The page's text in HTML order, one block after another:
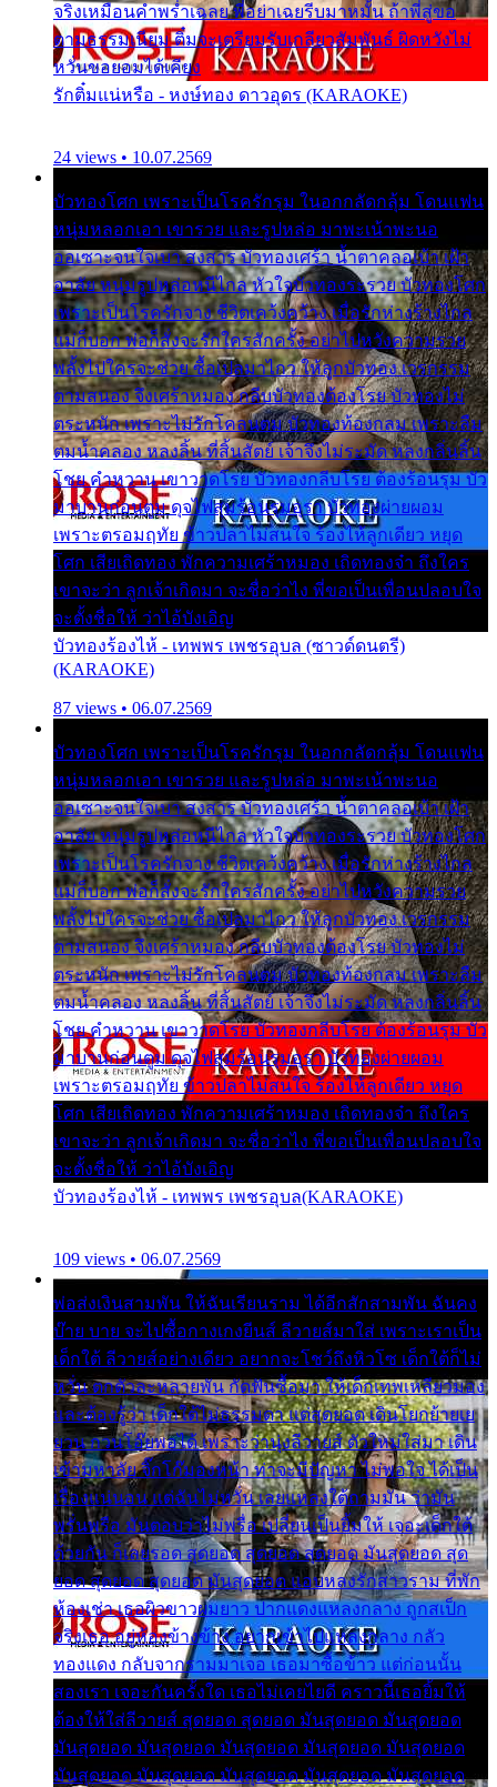
จริงเหมือนคำพร่ำเฉลย พี่อย่าเฉยรีบมาหมั้น ถ้าพี่สู่ขอ
ตามธรรมเนียม ติ๋มจะเตรียมรับเกลียวสัมพันธ์ ผิดหวังไม่
หวั่นขอยอมได้เคียง
รักติ๋มแน่หรือ - หงษ์ทอง ดาวอุดร (KARAOKE)
24 views • 10.07.2569
บัวทองโศก เพราะเป็นโรครักรุม ในอกกลัดกลุ้ม โดนแฟน
หนุ่มหลอกเอา เขารวย และรูปหล่อ มาพะเน้าพะนอ
ออเซาะจนใจเบา สงสาร บัวทองเศร้า น้ำตาคลอเบ้า เฝ้า
อาลัย หนุ่มรูปหล่อหนีไกล หัวใจบัวทองระรวย บัวทองโศก
เพราะเป็นโรครักจาง ชีวิตเคว้งคว้าง เมื่อรักห่างร้างไกล
แม่ก็บอก พ่อก็สั่งจะรักใครสักครั้ง อย่าไปหวังความรวย
พลั้งไปใครจะช่วย ซื้อเปลมาไกว ให้ลูกบัวทอง เวรกรรม
ตามสนอง จึงเศร้าหมอง กลีบบัวทองต้องโรย บัวทองไม่
ตระหนัก เพราะไม่รักโคลนตม บัวทองท้องกลม เพราะลืม
ตมน้ำคลอง หลงลิ้น ที่สิ้นสัตย์ เจ้าจึงไม่ระมัด หลงกลิ่นลิ้น
โชย คำหวาน เขาวาดโรย บัวทองกลีบโรย ต้องร้อนรุม บัว
มาบานก่อนตูม ดุจไฟสุมร้อนรุมอุรา บัวทองผ่ายผอม
เพราะตรอมฤทัย ข้าวปลาไม่สนใจ ร้องไห้ลูกเดียว หยุด
โศก เสียเถิดทอง พักความเศร้าหมอง เถิดทองจ๋า ถึงใคร
เขาจะว่า ลูกเจ้าเกิดมา จะชื่อว่าไง พี่ขอเป็นเพื่อนปลอบใจ
จะตั้งชื่อให้ ว่าไอ้บังเอิญ
บัวทองร้องไห้ - เทพพร เพชรอุบล (ซาวด์ดนตรี)
(KARAOKE)
87 views • 06.07.2569
บัวทองโศก เพราะเป็นโรครักรุม ในอกกลัดกลุ้ม โดนแฟน
หนุ่มหลอกเอา เขารวย และรูปหล่อ มาพะเน้าพะนอ
ออเซาะจนใจเบา สงสาร บัวทองเศร้า น้ำตาคลอเบ้า เฝ้า
อาลัย หนุ่มรูปหล่อหนีไกล หัวใจบัวทองระรวย บัวทองโศก
เพราะเป็นโรครักจาง ชีวิตเคว้งคว้าง เมื่อรักห่างร้างไกล
แม่ก็บอก พ่อก็สั่งจะรักใครสักครั้ง อย่าไปหวังความรวย
พลั้งไปใครจะช่วย ซื้อเปลมาไกว ให้ลูกบัวทอง เวรกรรม
ตามสนอง จึงเศร้าหมอง กลีบบัวทองต้องโรย บัวทองไม่
ตระหนัก เพราะไม่รักโคลนตม บัวทองท้องกลม เพราะลืม
ตมน้ำคลอง หลงลิ้น ที่สิ้นสัตย์ เจ้าจึงไม่ระมัด หลงกลิ่นลิ้น
โชย คำหวาน เขาวาดโรย บัวทองกลีบโรย ต้องร้อนรุม บัว
มาบานก่อนตูม ดุจไฟสุมร้อนรุมอุรา บัวทองผ่ายผอม
เพราะตรอมฤทัย ข้าวปลาไม่สนใจ ร้องไห้ลูกเดียว หยุด
โศก เสียเถิดทอง พักความเศร้าหมอง เถิดทองจ๋า ถึงใคร
เขาจะว่า ลูกเจ้าเกิดมา จะชื่อว่าไง พี่ขอเป็นเพื่อนปลอบใจ
จะตั้งชื่อให้ ว่าไอ้บังเอิญ
บัวทองร้องไห้ - เทพพร เพชรอุบล(KARAOKE)
109 views • 06.07.2569
พ่อส่งเงินสามพัน ให้ฉันเรียนราม ได้อีกสักสามพัน ฉันคง
บ๊าย บาย จะไปซื้อกางเกงยีนส์ ลีวายส์มาใส่ เพราะเราเป็น
เด็กใต้ ลีวายส์อย่างเดียว อยากจะโชว์ถึงหิวโซ เด็กใต้ก็ไม่
หวั่น ตกตัวละหลายพัน กัดฟันซื้อมา ให้เด็กเทพเหลียวมอง
และต้องรู้ว่า เด็กใต้ไม่ธรรมดา แต่สุดยอด เดินโยกย้ายเย
ยวน กวนโอ๊ยพอได้ เพราะว่านุ่งลีวายส์ ตัวใหม่ใส่มา เดิน
เข้ามหาลัย จิ๊กโก๊มองหน้า ท่าจะมีปัญหา ไม่พอใจ ได้เป็น
เรื่องแน่นอน แต่ฉันไม่หวั่น เลยแหลงใต้ถามมัน ว่ามัน
พรั่นพรือ มันตอบว่าไม่พรื่อ เปลี่ยนเป็นยิ้มให้ เจอะเด็กใต้
ด้วยกัน ก็เลยรอด สุดยอด สุดยอด สุดยอด มันสุดยอด สุด
ยอด สุดยอด สุดยอด มันสุดยอด แอบหลงรักสาวราม ที่พัก
ห้องเช่า เธอผิวขาวผมยาว ปากแดงแหลงกลาง ถูกสเป็ก
จริงเธอ อยู่ห้องข้างข้าง อยากเข้าไปแหลงกลาง กลัว
ทองแดง กลับจากรามมาเจอ เธอมาซื้อข้าว แต่ก่อนนั้น
สองเรา เจอะกันครั้งใด เธอไม่เคยไยดี คราวนี้เธอยิ้มให้
ต้องให้ใส่ลีวายส์ สุดยอด สุดยอด มันสุดยอด มันสุดยอด
มันสุดยอด มันสุดยอด มันสุดยอด มันสุดยอด มันสุดยอด
มันสุดยอด มันสุดยอด มันสุดยอด มันสุดยอด มันสุดยอด